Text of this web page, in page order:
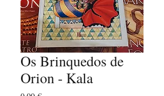
Os Brinquedos de
Orion - Kala